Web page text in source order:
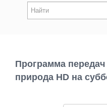
Новости компаний
Каталог
Программа
природа HD на